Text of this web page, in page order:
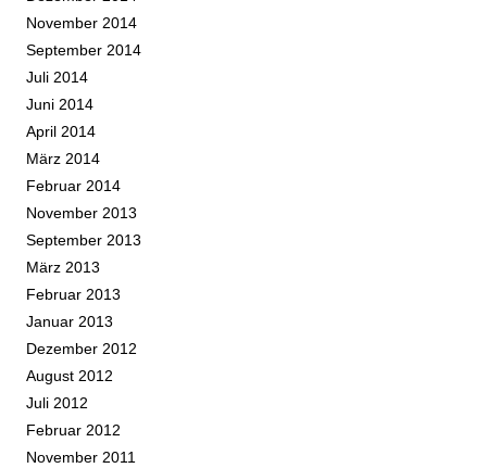
November 2014
September 2014
Juli 2014
Juni 2014
April 2014
März 2014
Februar 2014
November 2013
September 2013
März 2013
Februar 2013
Januar 2013
Dezember 2012
August 2012
Juli 2012
Februar 2012
November 2011